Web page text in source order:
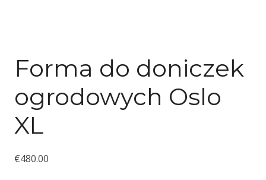
Forma do doniczek
ogrodowych Oslo
XL
€480.00